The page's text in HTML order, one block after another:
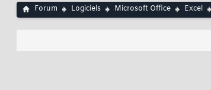
Forum
Logiciels Microsoft Office Excel